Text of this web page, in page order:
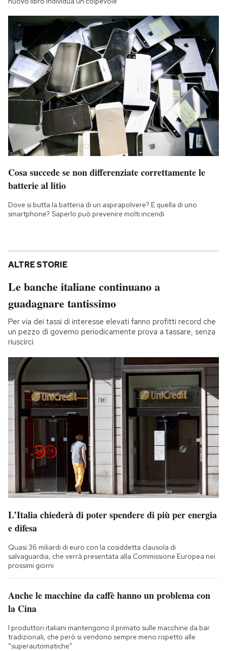
Cosa succede se non differenziate correttamente le
batterie al litio
Dove si butta la batteria di un aspirapolvere? E quella di uno
smartphone? Saperlo può prevenire molti incendi
ALTRE STORIE
Le banche italiane continuano a
guadagnare tantissimo
Per via dei tassi di interesse elevati fanno profitti record che
un pezzo di governo periodicamente prova a tassare, senza
riuscirci
L’Italia chiederà di poter spendere di più per energia
e difesa
Quasi 36 miliardi di euro con la cosiddetta clausola di
salvaguardia, che verrà presentata alla Commissione Europea nei
prossimi giorni
Anche le macchine da caffè hanno un problema con
la Cina
I produttori italiani mantengono il primato sulle macchine da bar
tradizionali, che però si vendono sempre meno rispetto alle
“superautomatiche”